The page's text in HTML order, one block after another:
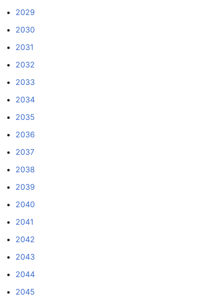
2029
2030
2031
2032
2033
2034
2035
2036
2037
2038
2039
2040
2041
2042
2043
2044
2045